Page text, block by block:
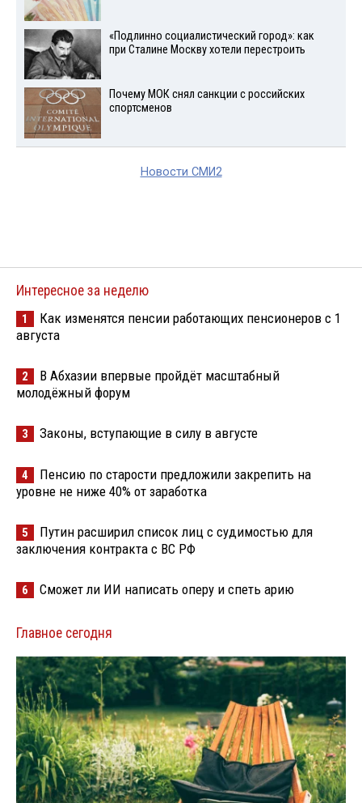
«Подлинно социалистический город»: как
при Сталине Москву хотели перестроить
Почему МОК снял санкции с российских
спортсменов
Новости СМИ2
Интересное за неделю
1
Как изменятся пенсии работающих пенсионеров с 1
августа
2
В Абхазии впервые пройдёт масштабный
молодёжный форум
3 Законы, вступающие в силу в августе
4
Пенсию по старости предложили закрепить на
уровне не ниже 40% от заработка
5
Путин расширил список лиц с судимостью для
заключения контракта с ВС РФ
6 Сможет ли ИИ написать оперу и спеть арию
Главное сегодня